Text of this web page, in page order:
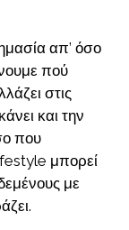
απ’ όσο
πού
στις
και την
που
μπορεί
με